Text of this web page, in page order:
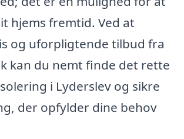
hjems fremtid. Ved at
og uforpligtende tilbud fra
kan du nemt finde det rette
i Lyderslev og sikre
der opfylder dine behov